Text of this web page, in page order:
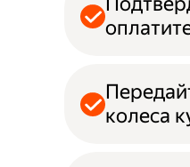
колеса